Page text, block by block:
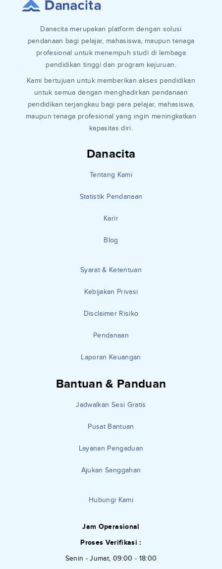
Danacita
Tentang Kami
Statistik Pendanaan
Karir
Blog
Syarat & Ketentuan
Kebijakan Privasi
Disclaimer Risiko
Pendanaan
Laporan Keuangan
Bantuan & Panduan
Jadwalkan Sesi Gratis
Pusat Bantuan
Layanan Pengaduan
Ajukan Sanggahan
Hubungi Kami
Jam Operasional
Proses Verifikasi :
Senin - Jumat, 09:00 - 18:00
Danacita merupakan platform dengan solusi
pendanaan bagi pelajar, mahasiswa, maupun tenaga
profesional untuk menempuh studi di lembaga
pendidikan tinggi dan program kejuruan.
Kami bertujuan untuk memberikan akses pendidikan
untuk semua dengan menghadirkan pendanaan
pendidikan terjangkau bagi para pelajar, mahasiswa,
maupun tenaga profesional yang ingin meningkatkan
kapasitas diri.